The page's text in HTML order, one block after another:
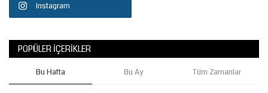
Instagram
POPÜLER İÇERIKLER
Bu Hafta Bu Ay Tüm Zamanlar